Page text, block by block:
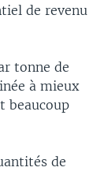
de revenu
tonne de
à mieux
beaucoup
de